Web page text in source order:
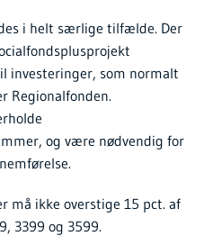
i helt særlige tilfælde. Der
investeringer, som normalt
Regionalfonden.
og være nødvendig for
må ikke overstige 15 pct. af
3399 og 3599.